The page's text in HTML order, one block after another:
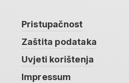
Pristupačnost
Zaštita podataka
Uvjeti korištenja
Impressum